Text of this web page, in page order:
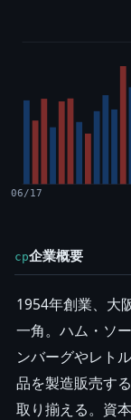
06/17
cp企業概要
1954年創業、大
一角。ハム・ソ
ンバーグやレト
品を製造販売す
取り揃える。資